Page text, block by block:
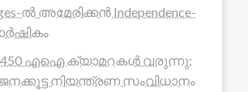
ൽ അമേരിക്കൻ Independence-
450 എഐ ക്യാമറകൾ വരുന്നു;
നിയന്ത്രണ സംവിധാനം